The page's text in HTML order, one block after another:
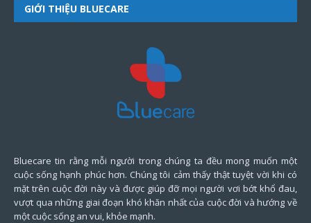
GIỚI THIỆU BLUECARE
Bluecare tin rằng mỗi người trong chúng ta đều mong muốn một
cuộc sống hạnh phúc hơn. Chúng tôi cảm thấy thật tuyệt vời khi có
mặt trên cuộc đời này và được giúp đỡ mọi người vơi bớt khổ đau,
vượt qua những giai đoạn khó khăn nhất của cuộc đời và hướng về
một cuộc sống an vui, khỏe mạnh.